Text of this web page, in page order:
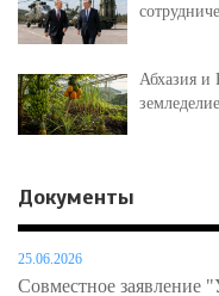
Абхазия и
Документы
25.06.2026
Совместное заявление